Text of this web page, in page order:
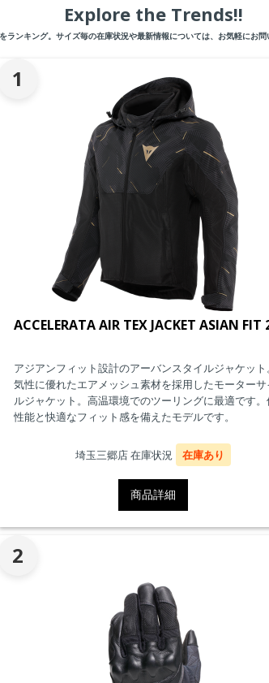
Explore the Trends!!
ランキング。サイズ毎の在庫状況や最新情報については、お気軽にお問
1
ACCELERATA AIR TEX JACKET ASIAN FIT
アジアンフィット設計のアーバンスタイルジャケット
気性に優れたエアメッシュ素材を採用したモーターサ
ルジャケット。高温環境でのツーリングに最適です
性能と快適なフィット感を備えたモデルです。
埼玉三郷店 在庫状況 在庫あり
商品詳細
2